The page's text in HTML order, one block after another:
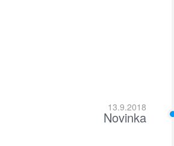
13.9.2018
Novinka